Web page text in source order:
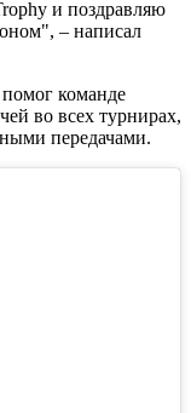
и поздравляю
– написал
команде
во всех турнирах,
передачами.